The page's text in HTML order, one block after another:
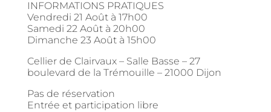
INFORMATIONS PRATIQUES
Vendredi 21 Août à 17h00
Samedi 22 Août à 20h00
Dimanche 23 Août à 15h00
Cellier de Clairvaux – Salle Basse – 27
boulevard de la Trémouille – 21000 Dijon
Pas de réservation
Entrée et participation libre